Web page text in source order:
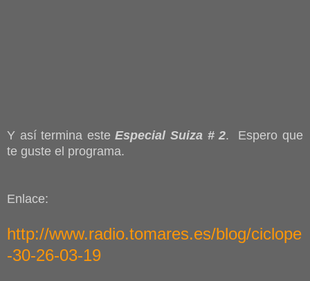
Y así termina esteEspecial Suiza # 2. Espero que
te guste el programa.
Enlace:
http://www.radio.tomares.es/blog/ciclope
-30-26-03-19